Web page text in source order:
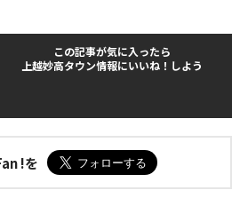
この記事が気に入ったら
上越妙高タウン情報にいいね！しよう
!を